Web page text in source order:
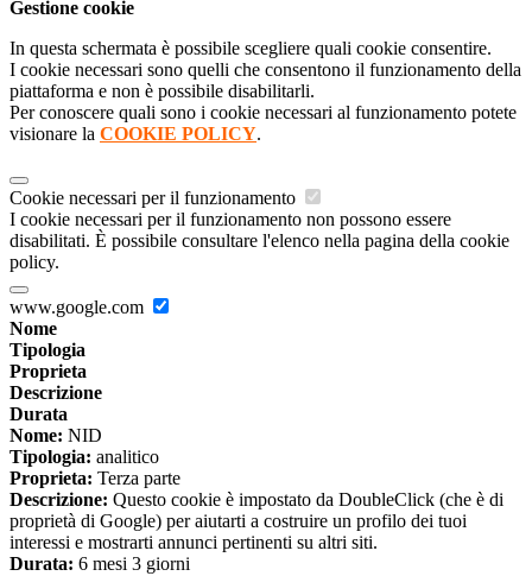
Gestione cookie
In questa schermata è possibile scegliere quali cookie consentire.
I cookie necessari sono quelli che consentono il funzionamento della
piattaforma e non è possibile disabilitarli.
Per conoscere quali sono i cookie necessari al funzionamento potete
visionare la COOKIE POLICY.
Cookie necessari per il funzionamento
I cookie necessari per il funzionamento non possono essere
disabilitati. È possibile consultare l'elenco nella pagina della cookie
policy.
www.google.com
Nome
Tipologia
Proprieta
Descrizione
Durata
Nome: NID
Tipologia: analitico
Proprieta: Terza parte
Descrizione: Questo cookie è impostato da DoubleClick (che è di
proprietà di Google) per aiutarti a costruire un profilo dei tuoi
interessi e mostrarti annunci pertinenti su altri siti.
Durata: 6 mesi 3 giorni